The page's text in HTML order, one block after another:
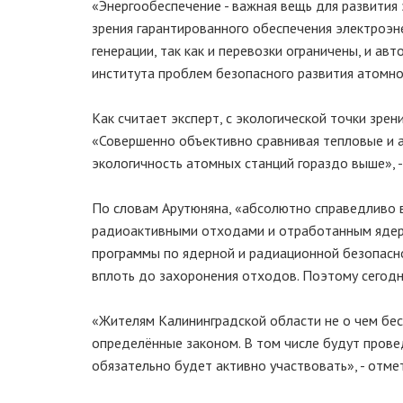
«Энергообеспечение - важная вещь для
зрения гарантированного обеспечения
генерации, так как и перевозки ограничены, и
института проблем безопасного развития
Как считает эксперт, с экологической точки
«Совершенно объективно сравнивая тепловые
экологичность атомных станций гораздо выше»,
По словам Арутюняна, «абсолютно
радиоактивными отходами и отработанным
программы по ядерной и радиационной
вплоть до захоронения отходов. Поэтому
«Жителям Калининградской области не о чем
определённые законом. В том числе будут
обязательно будет активно участвовать», -